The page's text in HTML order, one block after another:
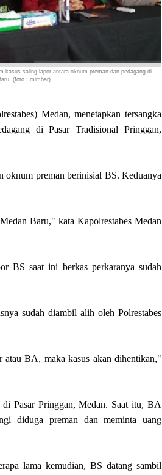
kasus saling lapor antara oknum preman dan pedagang di
(foto : mimbar)
Medan, menetapkan tersangka
di Pasar Tradisional Pringgan,
oknum preman berinisial BS. Keduanya
Baru," kata Kapolrestabes Medan
BS saat ini berkas perkaranya sudah
sudah diambil alih oleh Polrestabes
BA, maka kasus akan dihentikan,"
Pasar Pringgan, Medan. Saat itu, BA
diduga preman dan meminta uang
lama kemudian, BS datang sambil